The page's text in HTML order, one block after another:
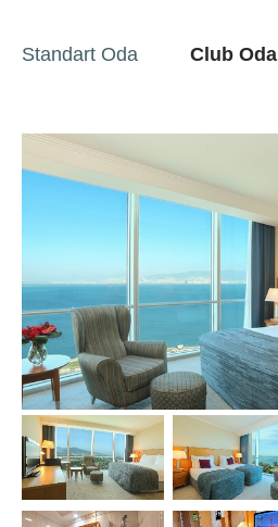
Standart Oda Club Oda